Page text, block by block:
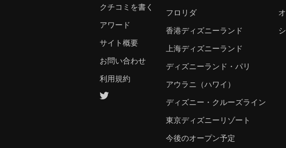
クチコミを書く
アワード
サイト概要
お問い合わせ
利用規約
フロリダ
香港ディズニーランド
上海ディズニーランド
ディズニーランド・パリ
アウラニ（ハワイ）
ディズニー・クルーズライン
東京ディズニーリゾート
今後のオープン予定